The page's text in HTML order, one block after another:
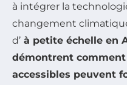
à intégrer la
changement
d’ à petite échelle en
démontrent
accessibles peuvent